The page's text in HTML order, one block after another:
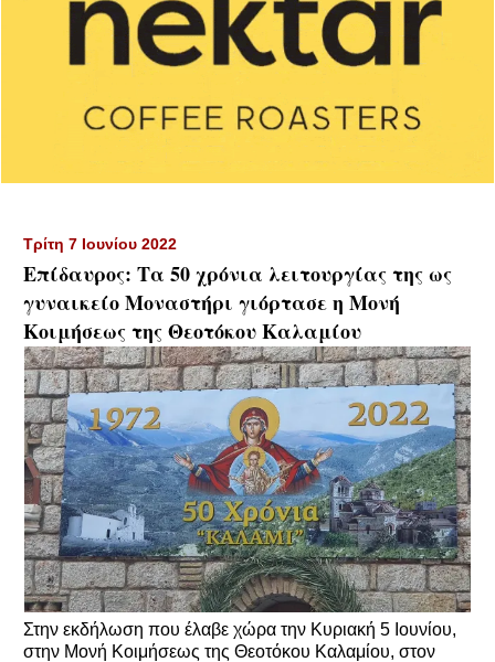
Τρίτη 7 Ιουνίου 2022
Επίδαυρος: Τα 50 χρόνια λειτουργίας της ως
γυναικείο Μοναστήρι γιόρτασε η Μονή
Κοιμήσεως της Θεοτόκου Καλαμίου
Στην εκδήλωση που έλαβε χώρα την Κυριακή 5 Ιουνίου,
στην Μονή Κοιμήσεως της Θεοτόκου Καλαμίου, στον